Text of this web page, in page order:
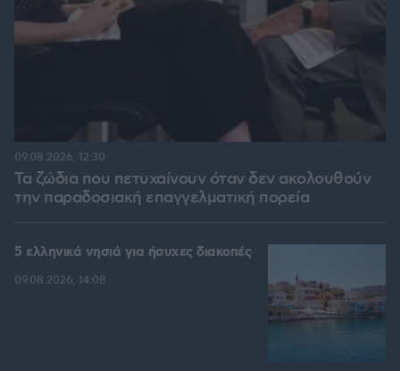
Τα ζώδια που πετυχαίνουν όταν δεν ακολουθούν
την παραδοσιακή επαγγελματική πορεία
09.08.2026, 12:30
5 ελληνικά νησιά για ήσυχες διακοπές
09.08.2026, 14:08